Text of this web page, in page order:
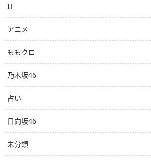
IT
アニメ
ももクロ
乃木坂46
占い
日向坂46
未分類